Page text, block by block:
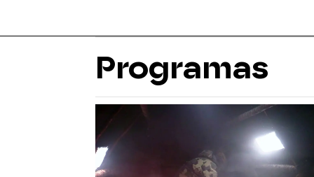
Programas